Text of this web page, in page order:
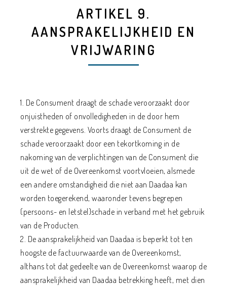
ARTIKEL 9.
AANSPRAKELIJKHEID EN
VRIJWARING
1. De Consument draagt de schade veroorzaakt door
onjuistheden of onvolledigheden in de door hem
verstrekte gegevens. Voorts draagt de Consument de
schade veroorzaakt door een tekortkoming in de
nakoming van de verplichtingen van de Consument die
uit de wet of de Overeenkomst voortvloeien, alsmede
een andere omstandigheid die niet aan Daadaa kan
worden toegerekend, waaronder tevens begrepen
(persoons- en letstel)schade in verband met het gebruik
van de Producten.
2. De aansprakelijkheid van Daadaa is beperkt tot ten
hoogste de factuurwaarde van de Overeenkomst,
althans tot dat gedeelte van de Overeenkomst waarop de
aansprakelijkheid van Daadaa betrekking heeft, met dien